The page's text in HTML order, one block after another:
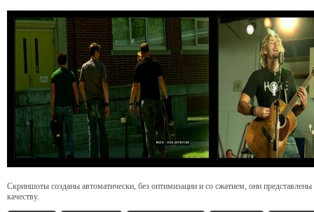
Скриншоты созданы автоматически, без оптимизации и со сжатием, они
качеству.